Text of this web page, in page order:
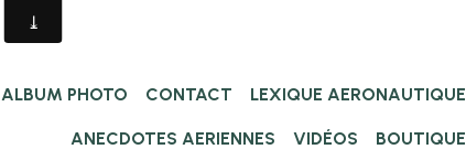
ALBUM PHOTO CONTACT LEXIQUE AERONAUTIQUE
ANECDOTES AERIENNES VIDÉOS BOUTIQUE